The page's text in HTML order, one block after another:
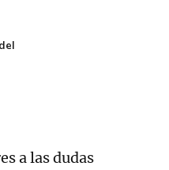
a las dudas